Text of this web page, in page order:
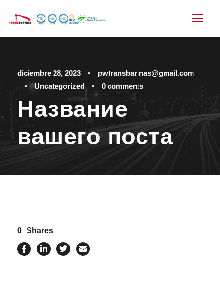
diciembre 28, 2023 •
pwtransbarinas@gmail.com
•
Uncategorized • 0 comments
Название
вашего поста
0 Shares